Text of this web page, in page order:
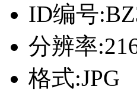
ID编号:
分辨率:
格式:JPG